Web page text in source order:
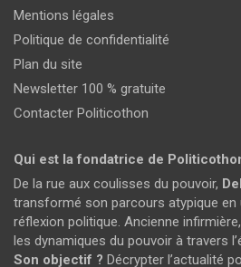
Mentions légales
Politique de confidentialité
Plan du site
Newsletter 100 % gratuite
Contacter Politicothon
Qui est la fondatrice de
De la rue aux coulisses du pouvoir,
transformé son parcours atypique en
réflexion politique. Ancienne
les dynamiques du pouvoir à travers
Son objectif ? Décrypter l’actualité